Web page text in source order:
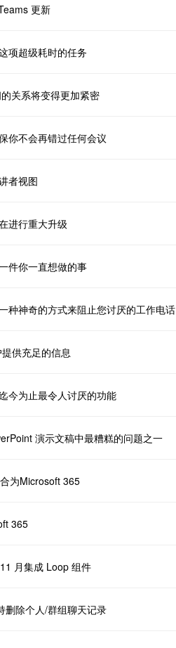
更新
项超级耗时的任务
关系将变得更加紧密
你不会再错过任何会议
者视图
进行重大升级
件你一直想做的事
种神奇的方式来阻止您讨厌的工作电话
供充足的信息
今为止最令人讨厌的功能
演示文稿中最糟糕的问题之一
为Microsoft 365
365
月集成 Loop 组件
删除个人/群组聊天记录